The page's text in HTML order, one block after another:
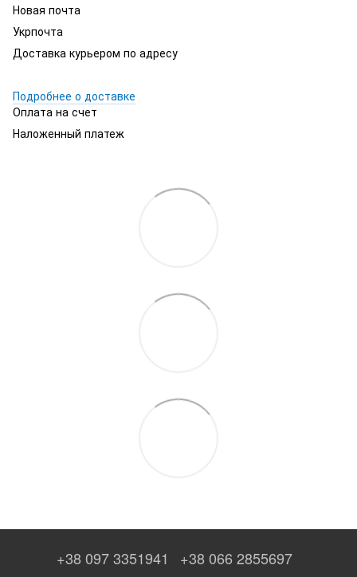
Новая почта
Укрпочта
Доставка курьером по адресу
Подробнее о доставке
Оплата на счет
Наложенный платеж
+38 097 3351941 +38 066 2855697